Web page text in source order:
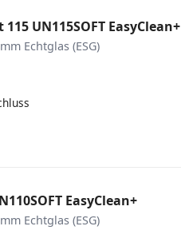
UN115SOFT EasyClean+
Echtglas (ESG)
EasyClean+
Echtglas (ESG)